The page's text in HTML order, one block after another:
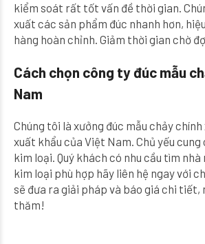
kiểm soát rất tốt vấn đề thời gian.
xuất các sản phẩm đúc nhanh hơn,
hàng hoàn chỉnh. Giảm thời gian chờ
Cách chọn công ty đúc mẫu
Nam
Chúng tôi là xưởng đúc mẫu chảy
xuất khẩu của Việt Nam. Chủ yếu cung
kim loại. Quý khách có nhu cầu tìm
kim loại phù hợp hãy liên hệ ngay với
sẽ đưa ra giải pháp và báo giá chi tiết,
thăm!